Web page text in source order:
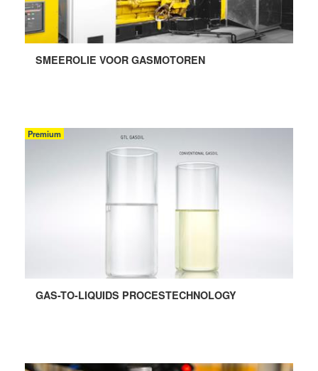
SMEEROLIE VOOR GASMOTOREN
Premium
GAS-TO-LIQUIDS PROCESTECHNOLOGY